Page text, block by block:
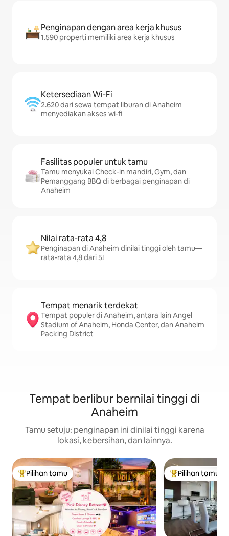
Penginapan dengan area kerja khusus
1.590 properti memiliki area kerja khusus
Ketersediaan Wi-Fi
2.620 dari sewa tempat liburan di Anaheim
menyediakan akses wi-fi
Fasilitas populer untuk tamu
Tamu menyukai Check-in mandiri, Gym, dan
Pemanggang BBQ di berbagai penginapan di
Anaheim
Nilai rata-rata 4,8
Penginapan di Anaheim dinilai tinggi oleh tamu—
rata-rata 4,8 dari 5!
Tempat menarik terdekat
Tempat populer di Anaheim, antara lain Angel
Stadium of Anaheim, Honda Center, dan Anaheim
Packing District
Tempat berlibur bernilai tinggi di
Anaheim
Tamu setuju: penginapan ini dinilai tinggi karena
lokasi, kebersihan, dan lainnya.
Pilihan tamu terpopuler
Pilihan tamu Pilihan tamu
Pilihan tamu